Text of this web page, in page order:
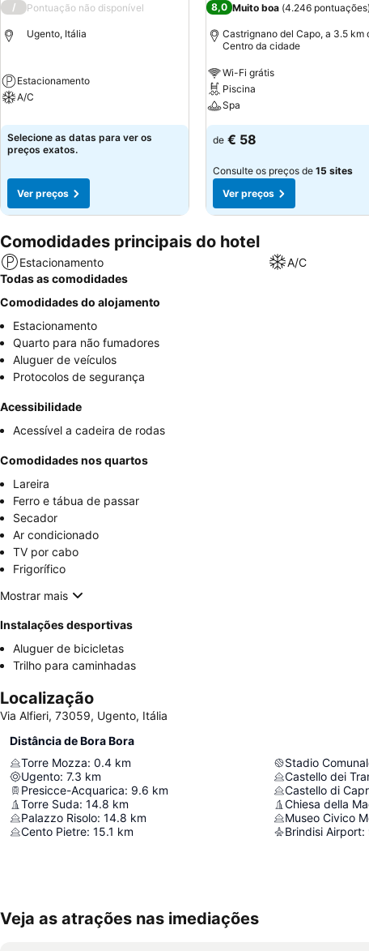
/ Pontuação não disponível
Ugento, Itália
Estacionamento
A/C
Selecione as datas para ver os
preços exatos.
Ver preços
8,0 Muito boa (4.246 pontuações)
Castrignano del Capo, a 3.5 km
Centro da cidade
Wi-Fi grátis
Piscina
Spa
de € 58
Consulte os preços de 15 sites
Ver preços
Comodidades principais do hotel
Estacionamento
A/C
Todas as comodidades
Comodidades do alojamento
Estacionamento
Quarto para não fumadores
Aluguer de veículos
Protocolos de segurança
Acessibilidade
Acessível a cadeira de rodas
Comodidades nos quartos
Lareira
Ferro e tábua de passar
Secador
Ar condicionado
TV por cabo
Frigorífico
Mostrar mais
Instalações desportivas
Aluguer de bicicletas
Trilho para caminhadas
Localização
Via Alfieri, 73059, Ugento, Itália
Distância de Bora Bora
Torre Mozza: 0.4 km
Ugento: 7.3 km
Presicce-Acquarica: 9.6 km
Torre Suda: 14.8 km
Palazzo Risolo: 14.8 km
Cento Pietre: 15.1 km
Stadio
Castello dei
Castello di
Museo Civico
Brindisi Airport:
Veja as atrações nas imediações